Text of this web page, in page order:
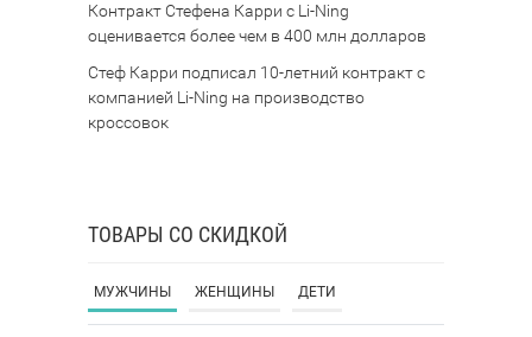
Контракт Стефена Карри с Li-Ning
оценивается более чем в 400 млн долларов
Стеф Карри подписал 10-летний контракт с
компанией Li-Ning на производство
кроссовок
ТОВАРЫ СО СКИДКОЙ
МУЖЧИНЫ ЖЕНЩИНЫ ДЕТИ